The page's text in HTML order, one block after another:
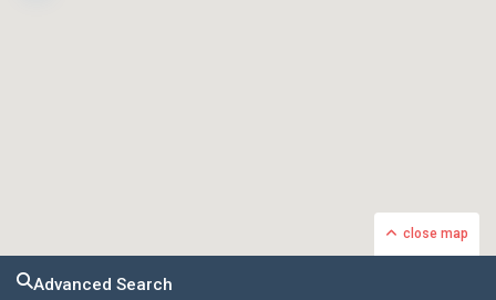
close map
Advanced Search